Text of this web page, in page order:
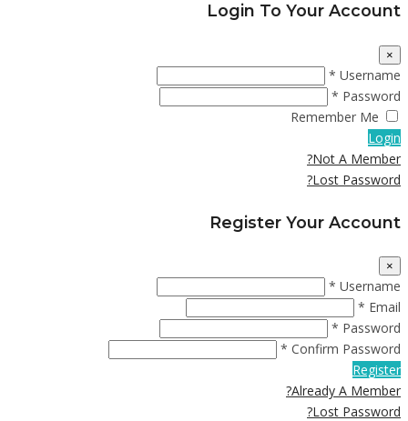
Login To Your Account
×
Username *
Password *
Remember Me
Login
Not A Member?
Lost Password?
Register Your Account
×
Username *
Email *
Password *
Confirm Password *
Register
Already A Member?
Lost Password?